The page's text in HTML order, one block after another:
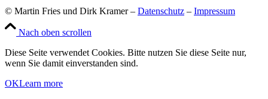
© Martin Fries und Dirk Kramer – Datenschutz – Impressum
Nach oben scrollen
Diese Seite verwendet Cookies. Bitte nutzen Sie diese Seite nur,
wenn Sie damit einverstanden sind.
OKLearn more